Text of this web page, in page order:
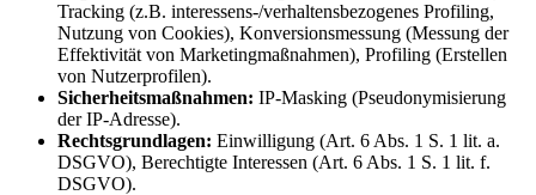
Tracking (z.B. interessens-/verhaltensbezogenes Profiling,
Nutzung von Cookies), Konversionsmessung (Messung der
Effektivität von Marketingmaßnahmen), Profiling (Erstellen
von Nutzerprofilen).
Sicherheitsmaßnahmen: IP-Masking (Pseudonymisierung
der IP-Adresse).
Rechtsgrundlagen: Einwilligung (Art. 6 Abs. 1 S. 1 lit. a.
DSGVO), Berechtigte Interessen (Art. 6 Abs. 1 S. 1 lit. f.
DSGVO).